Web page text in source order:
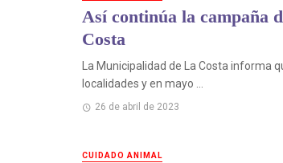
Así continúa la campaña
Costa
La Municipalidad de La Costa informa
localidades y en mayo ...
26 de abril de 2023
CUIDADO ANIMAL